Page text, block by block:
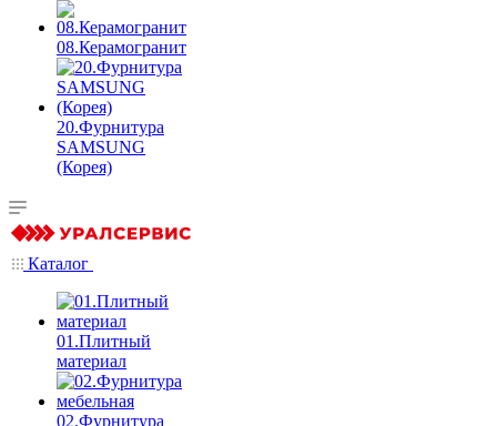
08.Керамогранит
20.Фурнитура
SAMSUNG
(Корея)
Каталог
01.Плитный
материал
02.Фурнитура